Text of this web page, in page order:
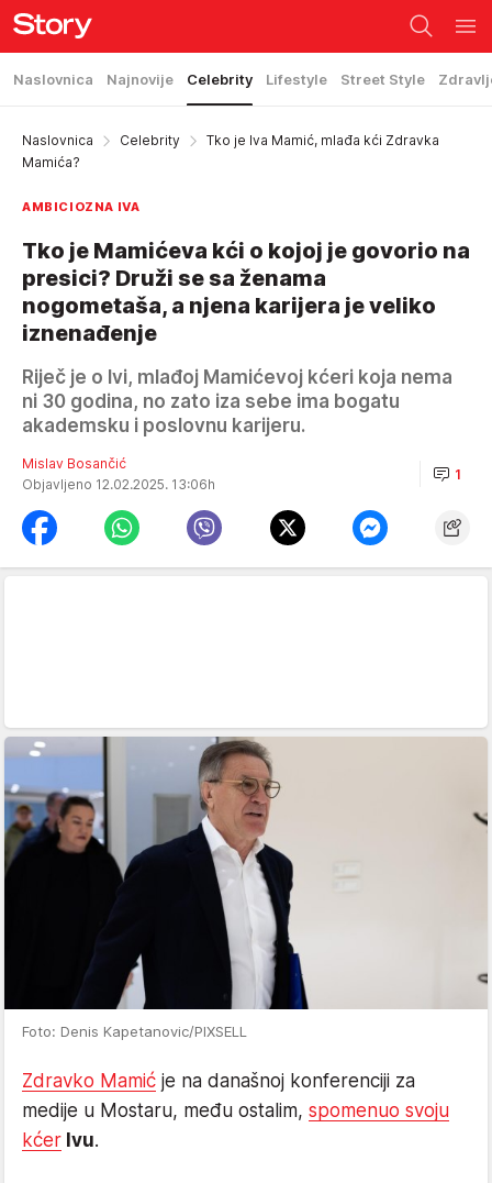
Naslovnica Najnovije Celebrity Lifestyle Street Style
Naslovnica Celebrity
Tko je Iva Mamić, mlađa kći Zdravka
Mamića?
AMBICIOZNA IVA
Tko je Mamićeva kći o kojoj je govorio na
presici? Druži se sa ženama
nogometaša, a njena karijera je veliko
iznenađenje
Riječ je o Ivi, mlađoj Mamićevoj kćeri koja nema
ni 30 godina, no zato iza sebe ima bogatu
akademsku i poslovnu karijeru.
Mislav Bosančić
Objavljeno 12.02.2025. 13:06h
1
Foto: Denis Kapetanovic/PIXSELL
Zdravko Mamić je na današnoj konferenciji za
medije u Mostaru, među ostalim, spomenuo svoju
kćer Ivu.